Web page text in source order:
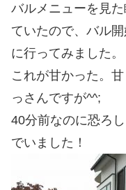
バルメニューを見
ていたので、バル
に行ってみました。
これが甘かった。
っさんですが^^;
40分前なのに恐ろ
でいました！